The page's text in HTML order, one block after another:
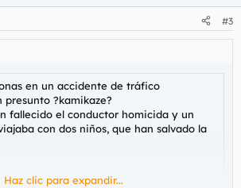
#3
en un accidente de tráfico
presunto ?kamikaze?
fallecido el conductor homicida y un
con dos niños, que han salvado la
Haz clic para expandir...